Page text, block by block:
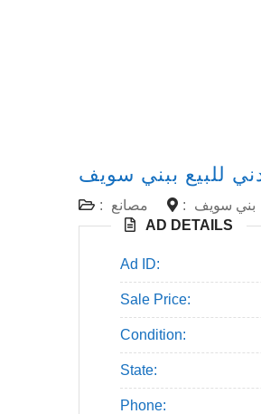
للبيع ببني سويف
: مصانع :
بني سويف
AD DETAILS
Ad ID:
Sale Price:
Condition:
State:
Phone: